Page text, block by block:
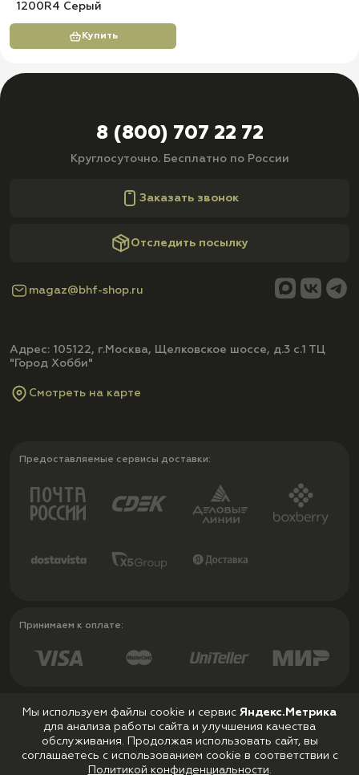
1200R4 Серый
Купить
8 (800) 707 22 72
Круглосуточно. Бесплатно по России
Заказать звонок
Отследить посылку
magaz@bhf-shop.ru
Адрес: 105122, г.Москва, Щелковское шоссе, д.3 с.1 ТЦ
"Город Хобби"
Смотреть на карте
Предоставляемые сервисы доставки:
Принимаем к оплате:
Политика конфиденциальности
Пользовательское соглашение
Мы используем файлы cookie и сервис Яндекс.Метрика
для анализа работы сайта и улучшения качества
обслуживания. Продолжая использовать сайт, вы
соглашаетесь с использованием cookie в соответствии с
Политикой конфиденциальности.